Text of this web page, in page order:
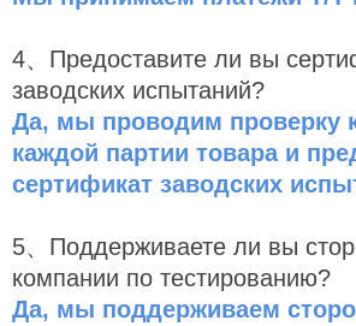
4、Предоставите ли вы
заводских испытаний?
Да, мы проводим проверку
каждой партии товара и
сертификат заводских
5、Поддерживаете ли вы
компании по тестированию?
Да, мы поддерживаем